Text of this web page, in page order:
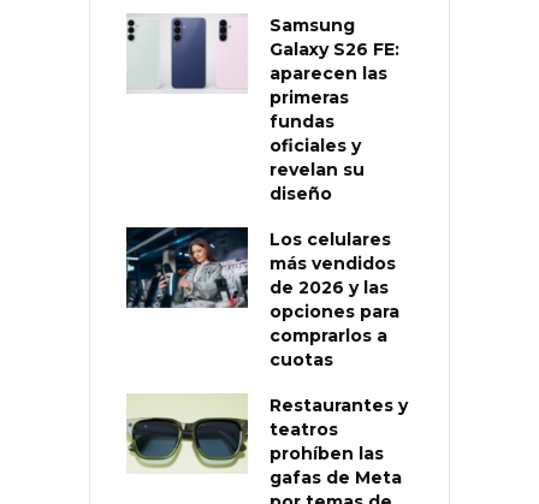
Samsung
Galaxy S26 FE:
aparecen las
primeras
fundas
oficiales y
revelan su
diseño
Los celulares
más vendidos
de 2026 y las
opciones para
comprarlos a
cuotas
Restaurantes y
teatros
prohíben las
gafas de Meta